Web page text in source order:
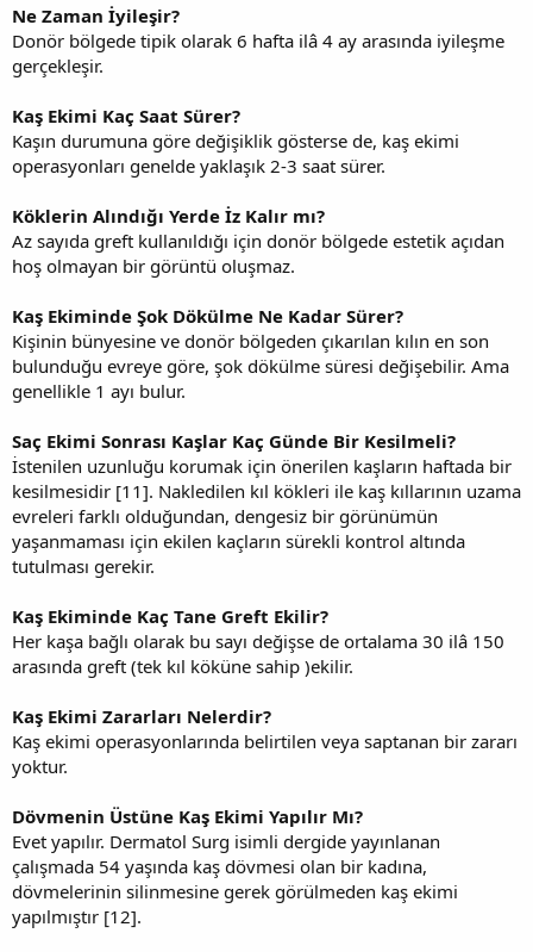
Ne Zaman İyileşir?
Donör bölgede tipik olarak 6 hafta ilâ 4 ay arasında iyileşme
gerçekleşir.
Kaş Ekimi Kaç Saat Sürer?
Kaşın durumuna göre değişiklik gösterse de, kaş ekimi
operasyonları genelde yaklaşık 2-3 saat sürer.
Köklerin Alındığı Yerde İz Kalır mı?
Az sayıda greft kullanıldığı için donör bölgede estetik açıdan
hoş olmayan bir görüntü oluşmaz.
Kaş Ekiminde Şok Dökülme Ne Kadar Sürer?
Kişinin bünyesine ve donör bölgeden çıkarılan kılın en son
bulunduğu evreye göre, şok dökülme süresi değişebilir. Ama
genellikle 1 ayı bulur.
Saç Ekimi Sonrası Kaşlar Kaç Günde Bir Kesilmeli?
İstenilen uzunluğu korumak için önerilen kaşların haftada bir
kesilmesidir [11]. Nakledilen kıl kökleri ile kaş kıllarının uzama
evreleri farklı olduğundan, dengesiz bir görünümün
yaşanmaması için ekilen kaçların sürekli kontrol altında
tutulması gerekir.
Kaş Ekiminde Kaç Tane Greft Ekilir?
Her kaşa bağlı olarak bu sayı değişse de ortalama 30 ilâ 150
arasında greft (tek kıl köküne sahip )ekilir.
Kaş Ekimi Zararları Nelerdir?
Kaş ekimi operasyonlarında belirtilen veya saptanan bir zararı
yoktur.
Dövmenin Üstüne Kaş Ekimi Yapılır Mı?
Evet yapılır. Dermatol Surg isimli dergide yayınlanan
çalışmada 54 yaşında kaş dövmesi olan bir kadına,
dövmelerinin silinmesine gerek görülmeden kaş ekimi
yapılmıştır [12].